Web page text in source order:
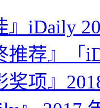
』iDaily
推荐』「
奖项』